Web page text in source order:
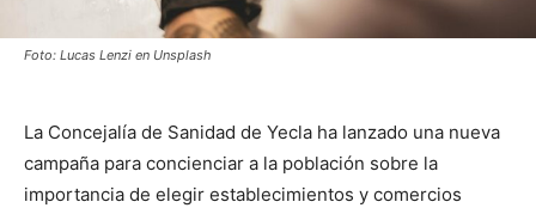
Foto: Lucas Lenzi en Unsplash
La Concejalía de Sanidad de Yecla ha lanzado una nueva
campaña para concienciar a la población sobre la
importancia de elegir establecimientos y comercios